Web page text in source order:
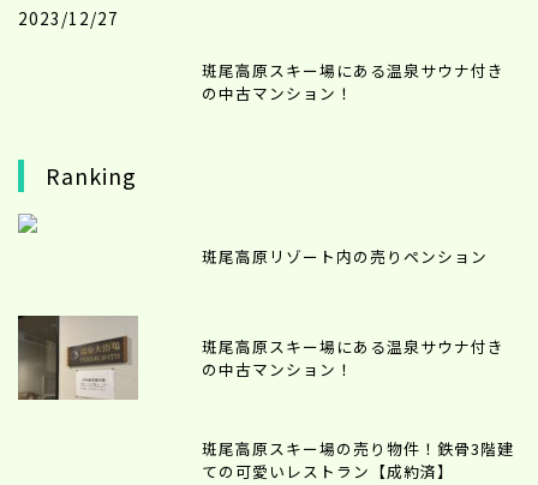
2023/12/27
斑尾高原スキー場にある温泉サウナ付き
の中古マンション！
Ranking
斑尾高原リゾート内の売りペンション
斑尾高原スキー場にある温泉サウナ付き
の中古マンション！
斑尾高原スキー場の売り物件！鉄骨3階建
ての可愛いレストラン【成約済】